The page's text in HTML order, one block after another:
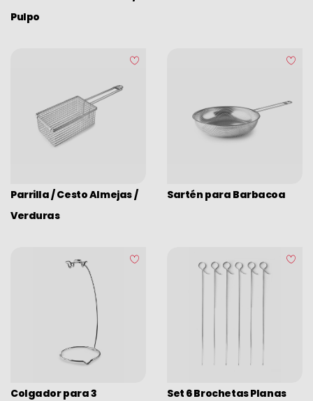
Pulpo
Parrilla / Cesto Almejas /
Verduras
Sartén para Barbacoa
Colgador para 3
Set 6 Brochetas Planas